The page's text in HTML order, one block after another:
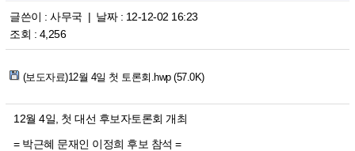
글쓴이 : 사무국 | 날짜 : 12-12-02 16:23
조회 : 4,256
(보도자료)12월 4일 첫 토론회.hwp (57.0K)
12월 4일, 첫 대선 후보자토론회 개최
= 박근혜 문재인 이정희 후보 참석 =